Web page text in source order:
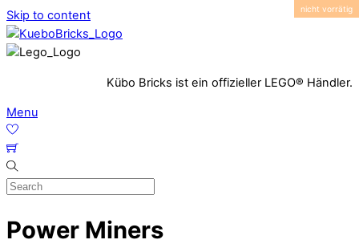
Skip to content
Kübo Bricks ist ein offizieller LEGO® Händler.
Menu
Power Miners